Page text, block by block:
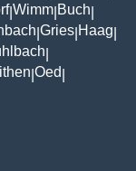
|Wimm Buch
Gries Haag
Oed